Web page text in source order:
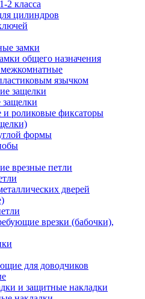
2 класса
цилиндров
замки
общего назначения
язычком
защелки
роликовые фиксаторы
формы
врезные петли
дверей
врезки (бабочки),
для доводчиков
и защитные накладки